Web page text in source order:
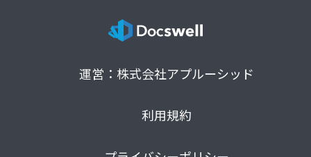
運営：株式会社アプルーシッド
利用規約